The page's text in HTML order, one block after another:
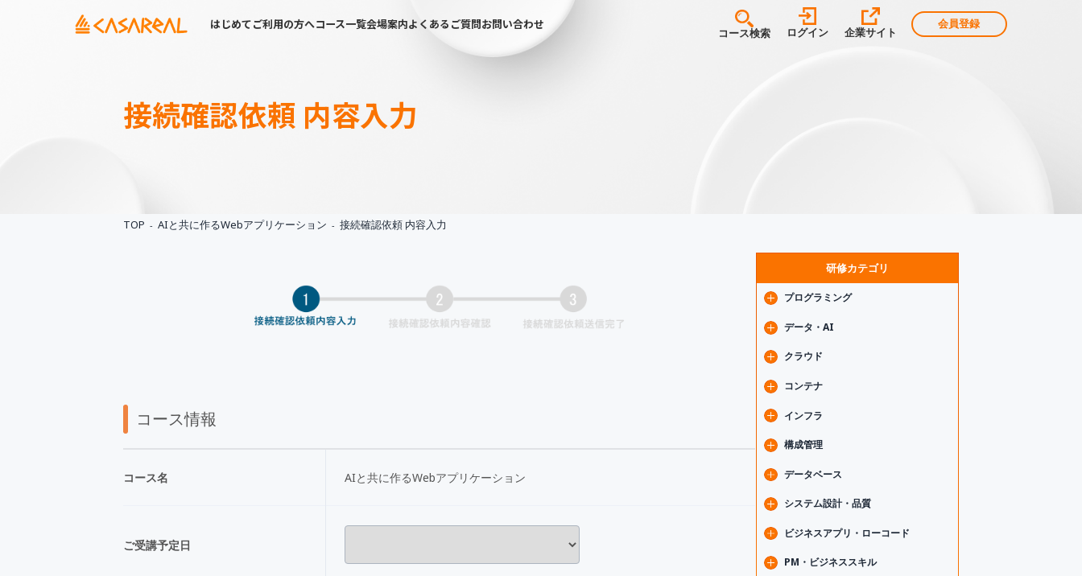
はじめてご利用の方へコース一覧会場案内よくあるご質問お問い合わせ
コース検索 ログイン 企業サイト
会員登録
接続確認依頼 内容入力
TOP AIと共に作るWebアプリケーション 接続確認依頼 内容入力
コース情報
コース名 AIと共に作るWebアプリケーション
ご受講予定日
研修カテゴリ
プログラミング
Spring
（HTML/CSS/JS/TS）
（React/Vue.js/Angular/他）
（Android/iOS/Flutter）
データ・AI
生成AI
機械学習
Microsoft AI・Copilot
クラウド
クラウドネイティブ道場
AWS
Microsoft Azure
コンテナ
Kubernetes
インフラ
IoT
Linux
ネットワーク
仮想化
構成管理
データベース
データベース基礎
PostgreSQL
システム設計・品質
要件定義・システム設計
テスト・品質管理
アジャイル・スクラム
ビジネスアプリ・ローコード
Automate）
PM・ビジネススキル